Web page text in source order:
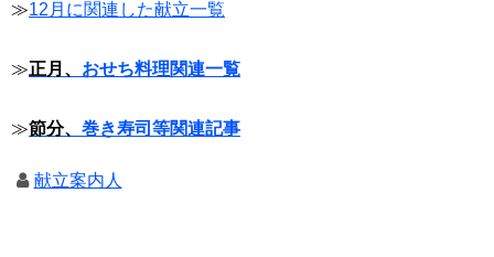
≫12月に関連した献立一覧
≫正月、 おせち料理関連一覧
≫節分、 巻き寿司等関連記事
献立案内人